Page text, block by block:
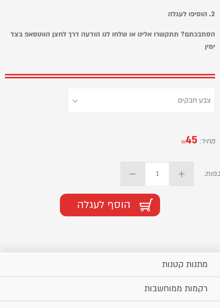
2. הוסיפו לעגלה
הסתבכתם? תתקשרו אלינו או שלחו לנו הודעה דרך לחצן הווטסאפ בצד
ימין
מחיר: 45
₪
כמות:
הוסף לעגלה
מתנות קטנות
רקמות ממוחשבות